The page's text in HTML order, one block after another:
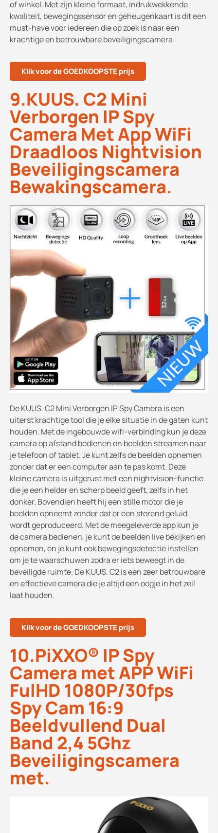
of winkel. Met zijn kleine formaat, indrukwekkende
kwaliteit, bewegingssensor en geheugenkaart is dit een
must-have voor iedereen die op zoek is naar een
krachtige en betrouwbare beveiligingscamera.
Klik voor de GOEDKOOPSTE prijs
9.KUUS. C2 Mini
Verborgen IP Spy
Camera Met App WiFi
Draadloos Nightvision
Beveiligingscamera
Bewakingscamera.
De KUUS. C2 Mini Verborgen IP Spy Camera is een
uiterst krachtige tool die je elke situatie in de gaten kunt
houden. Met de ingebouwde wifi-verbinding kun je deze
camera op afstand bedienen en beelden streamen naar
je telefoon of tablet. Je kunt zelfs de beelden opnemen
zonder dat er een computer aan te pas komt. Deze
kleine camera is uitgerust met een nightvision-functie
die je een helder en scherp beeld geeft, zelfs in het
donker. Bovendien heeft hij een stille motor die je
beelden opneemt zonder dat er een storend geluid
wordt geproduceerd. Met de meegeleverde app kun je
de camera bedienen, je kunt de beelden live bekijken en
opnemen, en je kunt ook bewegingsdetectie instellen
om je te waarschuwen zodra er iets beweegt in de
beveiligde ruimte. De KUUS. C2 is een zeer betrouwbare
en effectieve camera die je altijd een oogje in het zeil
laat houden.
Klik voor de GOEDKOOPSTE prijs
10.PiXXO® IP Spy
Camera met APP WiFi
FulHD 1080P/30fps
Spy Cam 16:9
Beeldvullend Dual
Band 2,4 5Ghz
Beveiligingscamera
met.